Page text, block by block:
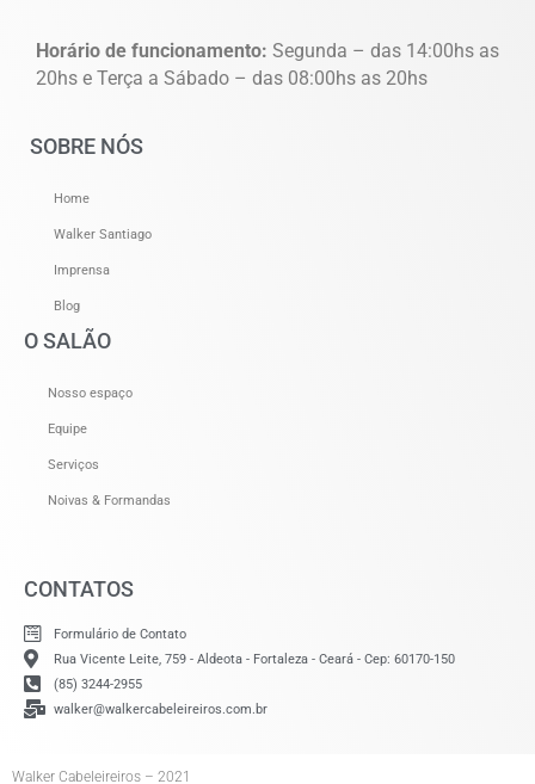
Horário de funcionamento: Segunda – das 14:00hs as
20hs e Terça a Sábado – das 08:00hs as 20hs
SOBRE NÓS
Home
Walker Santiago
Imprensa
Blog
O SALÃO
Nosso espaço
Equipe
Serviços
Noivas & Formandas
CONTATOS
Formulário de Contato
Rua Vicente Leite, 759 - Aldeota - Fortaleza - Ceará - Cep: 60170-150
(85) 3244-2955
walker@walkercabeleireiros.com.br
Walker Cabeleireiros – 2021